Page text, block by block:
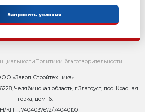
изделий: 30-200 мм
мощность: 22,4кВт
с возможностью дальнейшего
размеры для камеры ТВО